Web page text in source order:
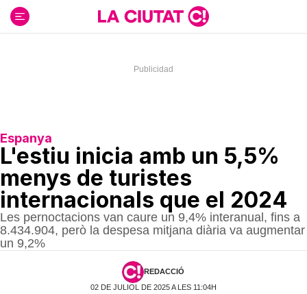
contenido
Espanya
L'estiu inicia amb un 5,5%
menys de turistes
internacionals que el 2024
Les pernoctacions van caure un 9,4% interanual, fins a
8.434.904, però la despesa mitjana diària va augmentar
un 9,2%
REDACCIÓ
02 DE JULIOL DE 2025 A LES 11:04H